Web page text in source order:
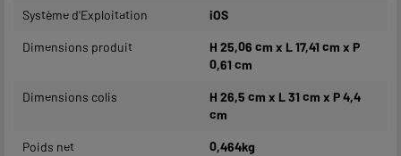
Système d'Exploitation iOS
Dimensions produit
H 25,06 cm x L 17,41 cm x P
0,61 cm
Dimensions colis
H 26,5 cm x L 31 cm x P 4,4
cm
Poids net 0,464kg